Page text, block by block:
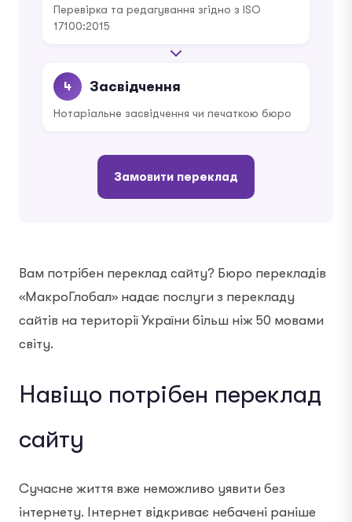
Перевірка та редагування згідно з ISO
17100:2015
4 Засвідчення
Нотаріальне засвідчення чи печаткою бюро
Замовити переклад
Вам потрібен переклад сайту? Бюро перекладів
«МакроГлобал» надає послуги з перекладу
сайтів на території України більш ніж 50 мовами
світу.
Навіщо потрібен переклад
сайту
Сучасне життя вже неможливо уявити без
інтернету. Інтернет відкриває небачені раніше